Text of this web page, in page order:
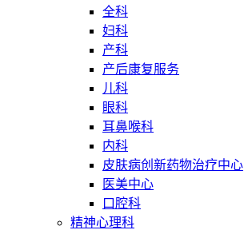
全科
妇科
产科
产后康复服务
儿科
眼科
耳鼻喉科
内科
皮肤病创新药物治疗中心
医美中心
口腔科
精神心理科